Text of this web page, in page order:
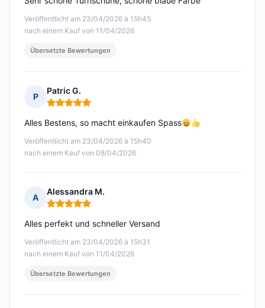
Veröffentlicht am 23/04/2026 à 15h45
nach einem Kauf von 11/04/2026
Übersetzte Bewertungen
P
Patric G.
Hinweis: 5 von 5
Veröffentlicht am 23/04/2026 à 15h40
nach einem Kauf von 08/04/2026
Alles Bestens, so macht einkaufen Spass
A
Alessandra M.
Hinweis: 5 von 5
Veröffentlicht am 23/04/2026 à 15h31
nach einem Kauf von 11/04/2026
Alles perfekt und schneller Versand
Übersetzte Bewertungen